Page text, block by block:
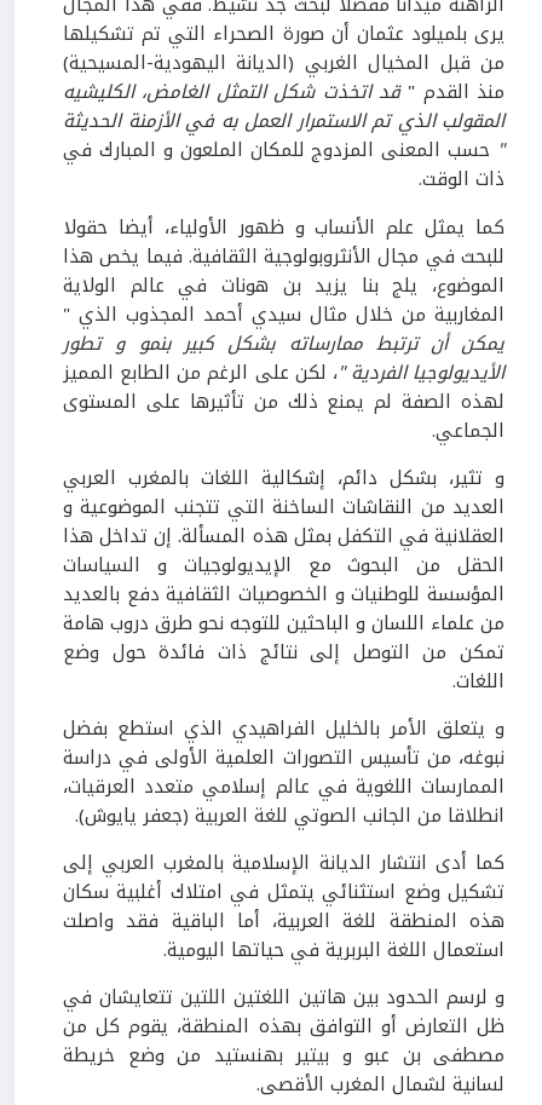
يرى بلميلود عثمان أن صورة الصحراء التي تم تشكيلها
من قبل المخيال الغربي (الديانة اليهودية-المسيحية)
منذ القدم "قد اتخذت شكل التمثل الغامض، الكليشيه
المقولب الذي تم الاستمرار العمل به في الأزمنة الحديثة
" حسب المعنى المزدوج للمكان الملعون و المبارك في
ذات الوقت.
كما يمثل علم الأنساب و ظهور الأولياء، أيضا حقولا
للبحث في مجال الأنثروبولوجية الثقافية. فيما يخص هذا
الموضوع، يلج بنا يزيد بن هونات في عالم الولاية
المغاربية من خلال مثال سيدي أحمد المجذوب الذي "
يمكن أن ترتبط ممارساته بشكل كبير بنمو و تطور
الأيديولوجيا الفردية "، لكن على الرغم من الطابع المميز
لهذه الصفة لم يمنع ذلك من تأثيرها على المستوى
الجماعي.
و تثير، بشكل دائم، إشكالية اللغات بالمغرب العربي
العديد من النقاشات الساخنة التي تتجنب الموضوعية و
العقلانية في التكفل بمثل هذه المسألة. إن تداخل هذا
الحقل من البحوث مع الإيديولوجيات و السياسات
المؤسسة للوطنيات و الخصوصيات الثقافية دفع بالعديد
من علماء اللسان و الباحثين للتوجه نحو طرق دروب هامة
تمكن من التوصل إلى نتائج ذات فائدة حول وضع
اللغات.
و يتعلق الأمر بالخليل الفراهيدي الذي استطع بفضل
نبوغه، من تأسيس التصورات العلمية الأولى في دراسة
الممارسات اللغوية في عالم إسلامي متعدد العرقيات،
انطلاقا من الجانب الصوتي للغة العربية (جعفر يايوش).
كما أدى انتشار الديانة الإسلامية بالمغرب العربي إلى
تشكيل وضع استثنائي يتمثل في امتلاك أغلبية سكان
هذه المنطقة للغة العربية، أما الباقية فقد واصلت
استعمال اللغة البربرية في حياتها اليومية.
و لرسم الحدود بين هاتين اللغتين اللتين تتعايشان في
ظل التعارض أو التوافق بهذه المنطقة، يقوم كل من
مصطفى بن عبو و بيتير بهنستيد من وضع خريطة
لسانية لشمال المغرب الأقصى.